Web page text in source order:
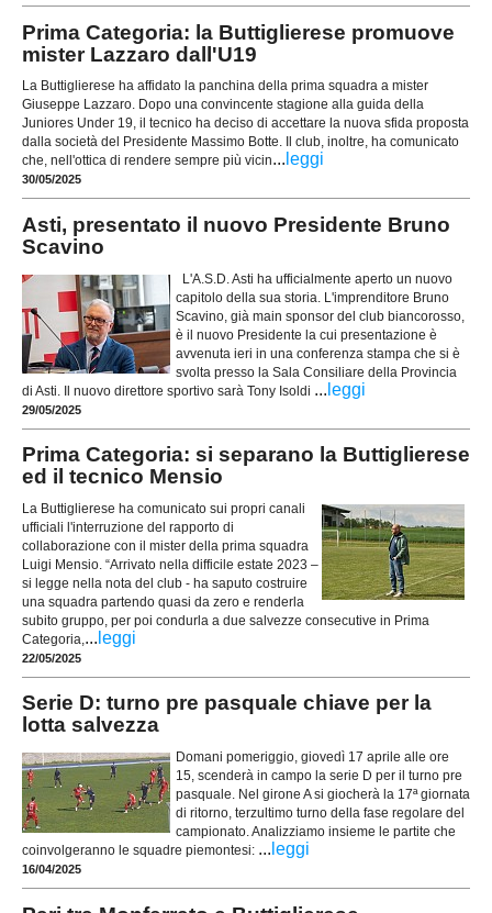
Prima Categoria: la Buttiglierese promuove
mister Lazzaro dall'U19
La Buttiglierese ha affidato la panchina della prima squadra a mister
Giuseppe Lazzaro. Dopo una convincente stagione alla guida della
Juniores Under 19, il tecnico ha deciso di accettare la nuova sfida proposta
dalla società del Presidente Massimo Botte. Il club, inoltre, ha comunicato
che, nell'ottica di rendere sempre più vicin... leggi
30/05/2025
Asti, presentato il nuovo Presidente Bruno
Scavino
L'A.S.D. Asti ha ufficialmente aperto un nuovo
capitolo della sua storia. L'imprenditore Bruno
Scavino, già main sponsor del club biancorosso,
è il nuovo Presidente la cui presentazione è
avvenuta ieri in una conferenza stampa che si è
svolta presso la Sala Consiliare della Provincia
di Asti. Il nuovo direttore sportivo sarà Tony Isoldi ... leggi
29/05/2025
Prima Categoria: si separano la Buttiglierese
ed il tecnico Mensio
La Buttiglierese ha comunicato sui propri canali
ufficiali l'interruzione del rapporto di
collaborazione con il mister della prima squadra
Luigi Mensio. “Arrivato nella difficile estate 2023 –
si legge nella nota del club - ha saputo costruire
una squadra partendo quasi da zero e renderla
subito gruppo, per poi condurla a due salvezze consecutive in Prima
Categoria, ... leggi
22/05/2025
Serie D: turno pre pasquale chiave per la
lotta salvezza
Domani pomeriggio, giovedì 17 aprile alle ore
15, scenderà in campo la serie D per il turno pre
pasquale. Nel girone A si giocherà la 17ª giornata
di ritorno, terzultimo turno della fase regolare del
campionato. Analizziamo insieme le partite che
coinvolgeranno le squadre piemontesi: ... leggi
16/04/2025